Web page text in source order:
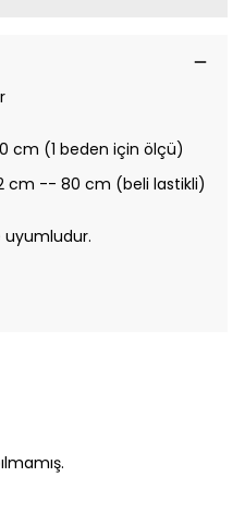
cm (1 beden için ölçü)
cm -- 80 cm (beli lastikli)